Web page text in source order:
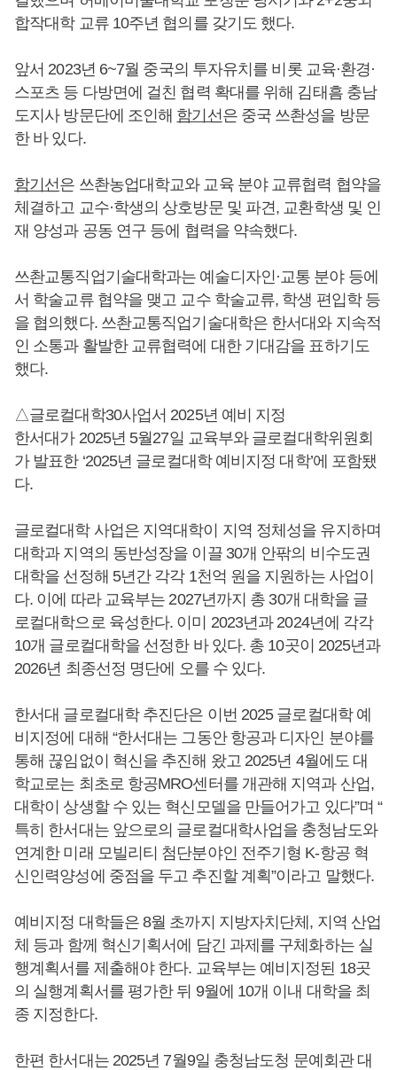
합작대학 교류 10주년 협의를 갖기도 했다.
앞서 2023년 6~7월 중국의 투자유치를 비롯 교육·환경·
스포츠 등 다방면에 걸친 협력 확대를 위해 김태흠 충남
도지사 방문단에 조인해 함기선은 중국 쓰촨성을 방문
한 바 있다.
함기선은 쓰촨농업대학교와 교육 분야 교류협력 협약을
체결하고 교수·학생의 상호방문 및 파견, 교환학생 및 인
재 양성과 공동 연구 등에 협력을 약속했다.
쓰촨교통직업기술대학과는 예술디자인·교통 분야 등에
서 학술교류 협약을 맺고 교수 학술교류, 학생 편입학 등
을 협의했다. 쓰촨교통직업기술대학은 한서대와 지속적
인 소통과 활발한 교류협력에 대한 기대감을 표하기도
했다.
△글로컬대학30사업서 2025년 예비 지정
한서대가 2025년 5월27일 교육부와 글로컬대학위원회
가 발표한 ‘2025년 글로컬대학 예비지정 대학’에 포함됐
다.
글로컬대학 사업은 지역대학이 지역 정체성을 유지하며
대학과 지역의 동반성장을 이끌 30개 안팎의 비수도권
대학을 선정해 5년간 각각 1천억 원을 지원하는 사업이
다. 이에 따라 교육부는 2027년까지 총 30개 대학을 글
로컬대학으로 육성한다. 이미 2023년과 2024년에 각각
10개 글로컬대학을 선정한 바 있다. 총 10곳이 2025년과
2026년 최종선정 명단에 오를 수 있다.
한서대 글로컬대학 추진단은 이번 2025 글로컬대학 예
비지정에 대해 “한서대는 그동안 항공과 디자인 분야를
통해 끊임없이 혁신을 추진해 왔고 2025년 4월에도 대
학교로는 최초로 항공MRO센터를 개관해 지역과 산업,
대학이 상생할 수 있는 혁신모델을 만들어가고 있다”며 “
특히 한서대는 앞으로의 글로컬대학사업을 충청남도와
연계한 미래 모빌리티 첨단분야인 전주기형 K-항공 혁
신인력양성에 중점을 두고 추진할 계획”이라고 말했다.
예비지정 대학들은 8월 초까지 지방자치단체, 지역 산업
체 등과 함께 혁신기획서에 담긴 과제를 구체화하는 실
행계획서를 제출해야 한다. 교육부는 예비지정된 18곳
의 실행계획서를 평가한 뒤 9월에 10개 이내 대학을 최
종 지정한다.
한편 한서대는 2025년 7월9일 충청남도청 문예회관 대